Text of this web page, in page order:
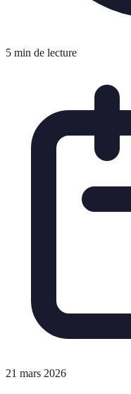
5 min de lecture
21 mars 2026